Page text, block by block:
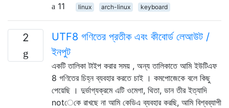
11
linux arch-linux keyboard
2
UTF8 গণিতের প্রতীক এবং কীবোর্ড লেআউট /
ইনপুট
একটি তালিকা টাইপ করার সময় , অন্য তালিকাতে আমি ইউটিএফ
8 গণিতের চিহ্ন ব্যবহার করতে চাই । কমপোজেকে বলে কিছু
পেয়েছি । দুর্ভাগ্যক্রমে এটি ওমেগা, থিতা, ডান তীর ইত্যাদি
notেকে রাখছে না আমি কেডিএ ব্যবহার করছি, আমি বিশ্বব্যাপী